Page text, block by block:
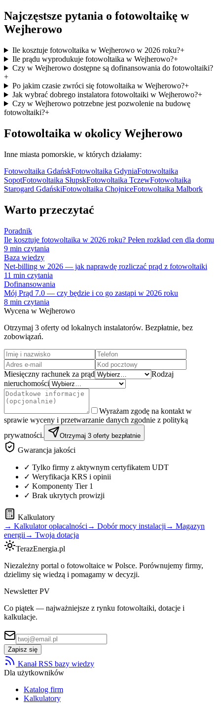
Najczęstsze pytania o fotowoltaikę w
Wejherowo
Ile kosztuje fotowoltaika w Wejherowo w 2026 roku?+
Ile prądu wyprodukuje fotowoltaika w Wejherowo?+
Czy w Wejherowo dostępne są dofinansowania do fotowoltaiki?
+
Po jakim czasie zwróci się fotowoltaika w Wejherowo?+
Jak wybrać dobrego instalatora fotowoltaiki w Wejherowo?+
Czy w Wejherowo potrzebne jest pozwolenie na budowę
fotowoltaiki?+
Fotowoltaika w okolicy Wejherowo
Inne miasta pomorskie, w których działamy:
Fotowoltaika GdańskFotowoltaika GdyniaFotowoltaika
SopotFotowoltaika SłupskFotowoltaika TczewFotowoltaika
Starogard GdańskiFotowoltaika ChojniceFotowoltaika Malbork
Warto przeczytać
Poradnik
Ile kosztuje fotowoltaika w 2026 roku? Pełen rozkład cen dla domu
9 min czytania
Baza wiedzy
Net-billing w 2026 — jak naprawdę rozliczać prąd z fotowoltaiki
11 min czytania
Dofinansowania
Mój Prąd 7.0 — czy będzie i co go zastąpi w 2026 roku
8 min czytania
Wycena w Wejherowo
Otrzymaj 3 oferty od lokalnych instalatorów. Bezpłatnie, bez
zobowiązań.
Miesięczny rachunek za prąd
Rodzaj
nieruchomości
Wyrażam zgodę na kontakt w
sprawie wyceny i przetwarzanie danych zgodnie z polityką
prywatności.
Otrzymaj 3 oferty bezpłatnie
Gwarancja jakości
✓ Tylko firmy z aktywnym certyfikatem UDT
✓ Weryfikacja KRS i opinii
✓ Komponenty Tier 1
✓ Brak ukrytych prowizji
Kalkulatory
→ Kalkulator opłacalności → Dobór mocy instalacji → Magazyn
energii → Twoja dotacja
TerazEnergia.pl
Niezależny portal o fotowoltaice w Polsce. Porównujemy firmy,
dzielimy się wiedzą i pomagamy w decyzji.
Newsletter PV
Co piątek — najważniejsze z rynku fotowoltaiki, dotacje i
kalkulacje.
Zapisz się
Kanał RSS bazy wiedzy
Dla użytkowników
Katalog firm
Kalkulatory